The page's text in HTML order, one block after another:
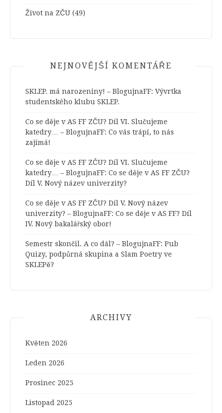
Život na ZČU (49)
NEJNOVĚJŠÍ KOMENTÁŘE
SKLEP. má narozeniny! – BlogujnaFF: Vývrtka
studentského klubu SKLEP.
Co se děje v AS FF ZČU? Díl VI. Slučujeme
katedry… – BlogujnaFF: Co vás trápí, to nás
zajímá!
Co se děje v AS FF ZČU? Díl VI. Slučujeme
katedry… – BlogujnaFF: Co se děje v AS FF ZČU?
Díl V. Nový název univerzity?
Co se děje v AS FF ZČU? Díl V. Nový název
univerzity? – BlogujnaFF: Co se děje v AS FF? Díl
IV. Nový bakalářský obor!
Semestr skončil. A co dál? – BlogujnaFF: Pub
Quizy, podpůrná skupina a Slam Poetry ve
SKLEPě?
ARCHIVY
Květen 2026
Leden 2026
Prosinec 2025
Listopad 2025